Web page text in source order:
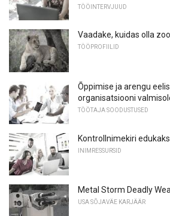
TÖÖINTERVJUUD
Vaadake, kuidas olla
TÖÖPROFIILID
Õppimise ja arengu
organisatsiooni
TÖÖTAJA SOODUSTUSED
Kontrollnimekiri
INIMRESSURSID
Metal Storm Deadly
USA SÕJAVÄE KARJÄÄR